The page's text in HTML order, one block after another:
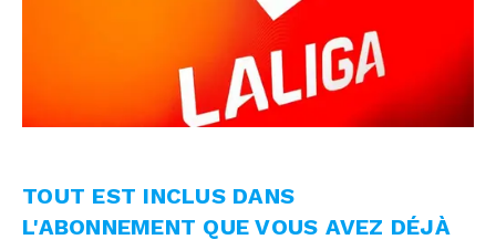
TOUT EST INCLUS DANS
L'ABONNEMENT QUE VOUS AVEZ DÉJÀ